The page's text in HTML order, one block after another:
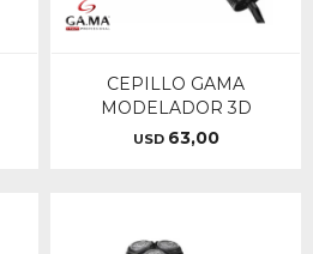
CEPILLO GAMA
MODELADOR 3D
USD 63,00